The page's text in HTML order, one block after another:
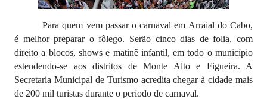
Para quem vem passar o carnaval em Arraial do Cabo,
é melhor preparar o fôlego. Serão cinco dias de folia, com
direito a blocos, shows e matinê infantil, em todo o município
estendendo-se aos distritos de Monte Alto e Figueira. A
Secretaria Municipal de Turismo acredita chegar à cidade mais
de 200 mil turistas durante o período de carnaval.